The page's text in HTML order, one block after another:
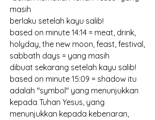
masih
berlaku setelah kayu salib!
based on minute 14:14 = meat, drink,
holyday, the new moon, feast, festival,
sabbath days = yang masih
dibuat sekarang setelah kayu salib!
based on minute 15:09 = shadow itu
adalah "symbol" yang menunjukkan
kepada Tuhan Yesus, yang
menunjukkan kepada kebenaran,